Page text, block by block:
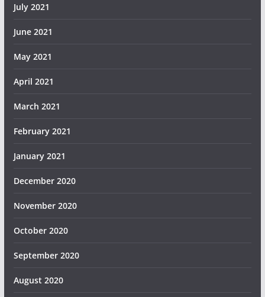
July 2021
June 2021
May 2021
April 2021
March 2021
February 2021
January 2021
December 2020
November 2020
October 2020
September 2020
August 2020